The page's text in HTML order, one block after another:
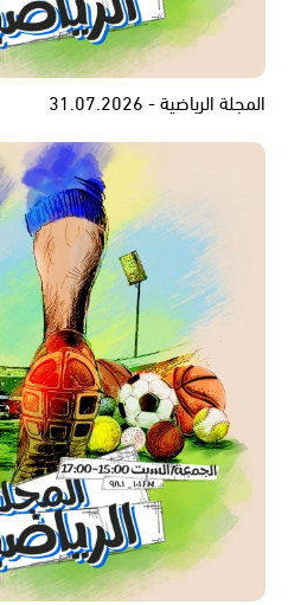
المجلة الرياضية - 31.07.2026